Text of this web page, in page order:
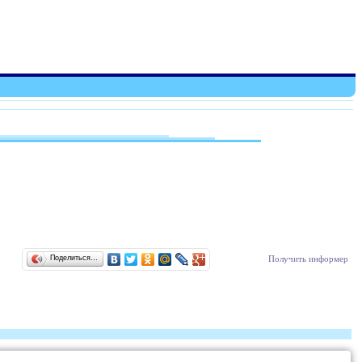
Поделиться… Получить информер